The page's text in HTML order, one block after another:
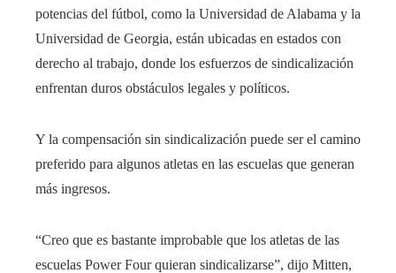
potencias del fútbol, ​​como la Universidad de Alabama y la
Universidad de Georgia, están ubicadas en estados con
derecho al trabajo, donde los esfuerzos de sindicalización
enfrentan duros obstáculos legales y políticos.
Y la compensación sin sindicalización puede ser el camino
preferido para algunos atletas en las escuelas que generan
más ingresos.
“Creo que es bastante improbable que los atletas de las
escuelas Power Four quieran sindicalizarse”, dijo Mitten,